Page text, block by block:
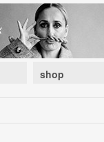
shop